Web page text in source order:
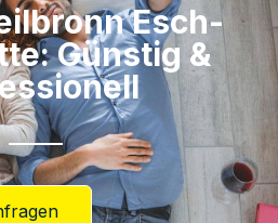
Esch-
Günstig &